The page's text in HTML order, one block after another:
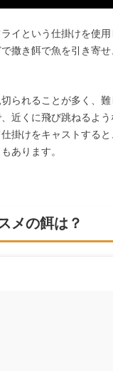
イという仕掛けを使
撒き餌で魚を引き寄
られることが多く、
近くに飛び跳ねるよ
掛けをキャストする
あります。
メの餌は？